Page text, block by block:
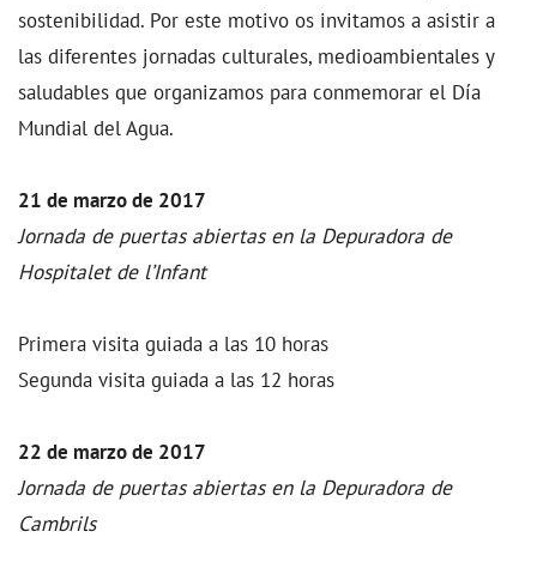
sostenibilidad. Por este motivo os invitamos a asistir a
las diferentes jornadas culturales, medioambientales y
saludables que organizamos para conmemorar el Día
Mundial del Agua.
21 de marzo de 2017
Jornada de puertas abiertas en la Depuradora de
Hospitalet de l’Infant
Primera visita guiada a las 10 horas
Segunda visita guiada a las 12 horas
22 de marzo de 2017
Jornada de puertas abiertas en la Depuradora de
Cambrils